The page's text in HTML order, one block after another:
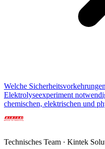
Welche
Elektrolyseexperiment
chemischen, elektrischen und
Technisches Team · Kintek